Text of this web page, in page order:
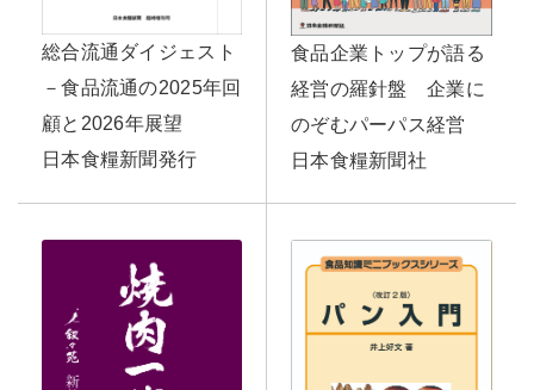
総合流通ダイジェスト
－食品流通の2025年回
顧と2026年展望
日本食糧新聞発行
食品企業トップが語る
経営の羅針盤 企業に
のぞむパーパス経営
日本食糧新聞社